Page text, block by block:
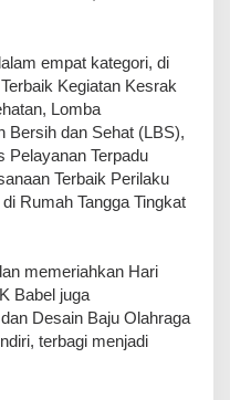
empat kategori, di
Kegiatan Kesrak
Lomba
Bersih dan Sehat (LBS),
Pelayanan Terpadu
Terbaik Perilaku
Rumah Tangga Tingkat
memeriahkan Hari
Babel juga
Desain Baju Olahraga
terbagi menjadi